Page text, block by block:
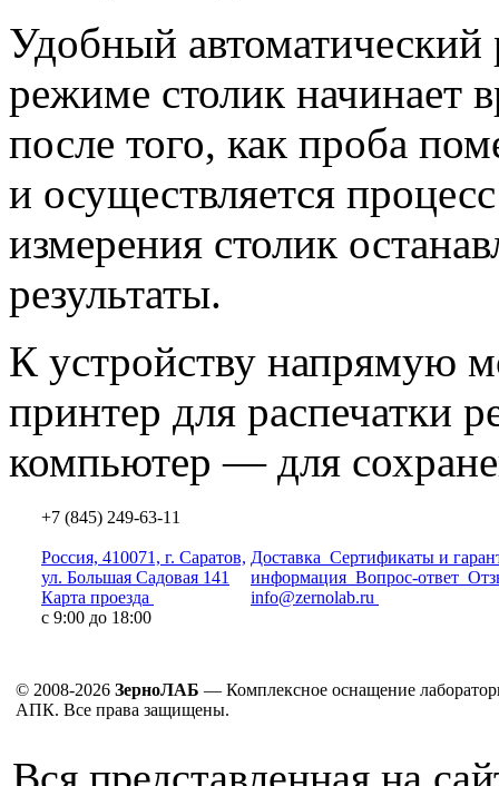
Удобный
режиме столик начинает
после того, как проба
и осуществляется
измерения столик
результаты.
К устройству напрямую
принтер для распечатки
компьютер — для
+7 (845) 249-63-11
Россия, 410071, г. Саратов,
ул. Большая Садовая 141
Карта проезда
с 9:00 до 18:00
Доставка Сертификаты и
информация Вопрос-ответ
info@zernolab.ru
© 2008-2026 ЗерноЛАБ — Комплексное оснащение
АПК. Все права защищены.